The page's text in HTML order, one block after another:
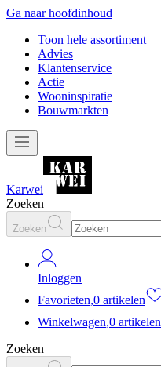
Ga naar hoofdinhoud
Toon hele assortiment
Advies
Klantenservice
Actie
Wooninspiratie
Bouwmarkten
Karwei
Zoeken
Zoeken
Inloggen
Favorieten,0 artikelen
Winkelwagen,0 artikelen
Zoeken